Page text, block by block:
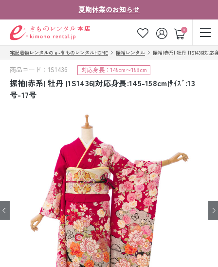
夏期休業のお知らせ
0
ゲスト
お気に入り ログイン カート
ご注文の流れ
会社案内
お客様はこちら
着物の種類から探す
七五三レンタル
振袖レンタル
卒業式袴レンタル
宅配着物レンタルのｅ-きものレンタルHOME 振袖レンタル 振袖|赤系| 牡丹 |1S1436|対応
商品コード：1S1436 対応身長：145cm〜158cm
振袖|赤系| 牡丹 |1S1436|対応身長:145-158cm|ｻｲｽﾞ:13
号-17号